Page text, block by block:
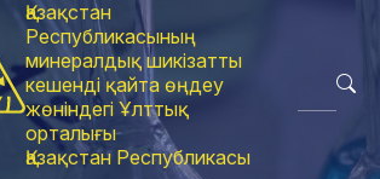
Қазақстан
Республикасының
минералдық шикізатты
кешенді қайта өңдеу
жөніндегі Ұлттық
орталығы
Қазақстан Республикасы